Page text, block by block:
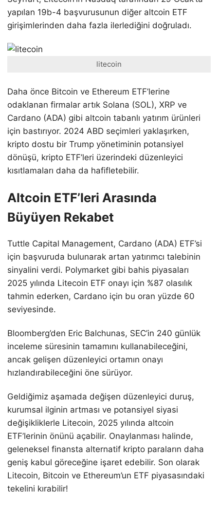
yapılan 19b-4 başvurusunun diğer altcoin ETF
girişimlerinden daha fazla ilerlediğini doğruladı.
litecoin
Daha önce Bitcoin ve Ethereum ETF’lerine
odaklanan firmalar artık Solana (SOL), XRP ve
Cardano (ADA) gibi altcoin tabanlı yatırım ürünleri
için bastırıyor. 2024 ABD seçimleri yaklaşırken,
kripto dostu bir Trump yönetiminin potansiyel
dönüşü, kripto ETF’leri üzerindeki düzenleyici
kısıtlamaları daha da hafifletebilir.
Altcoin ETF’leri Arasında
Büyüyen Rekabet
Tuttle Capital Management, Cardano (ADA) ETF’si
için başvuruda bulunarak artan yatırımcı talebinin
sinyalini verdi. Polymarket gibi bahis piyasaları
2025 yılında Litecoin ETF onayı için %87 olasılık
tahmin ederken, Cardano için bu oran yüzde 60
seviyesinde.
Bloomberg’den Eric Balchunas, SEC’in 240 günlük
inceleme süresinin tamamını kullanabileceğini,
ancak gelişen düzenleyici ortamın onayı
hızlandırabileceğini öne sürüyor.
Geldiğimiz aşamada değişen düzenleyici duruş,
kurumsal ilginin artması ve potansiyel siyasi
değişikliklerle Litecoin, 2025 yılında altcoin
ETF’lerinin önünü açabilir. Onaylanması halinde,
geleneksel finansta alternatif kripto paraların daha
geniş kabul göreceğine işaret edebilir. Son olarak
Litecoin, Bitcoin ve Ethereum’un ETF piyasasındaki
tekelini kırabilir!